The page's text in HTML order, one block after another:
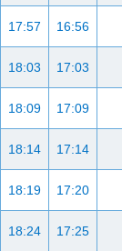
16:56
17:57
17:03
18:03
17:09
18:09
17:14
18:14
17:20
18:19
17:25
18:24